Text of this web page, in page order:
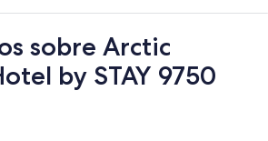
sobre Arctic
by STAY 9750